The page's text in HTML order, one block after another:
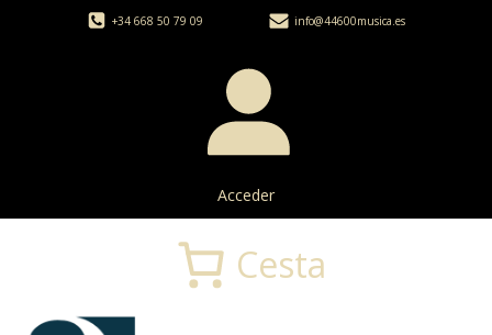
+34 668 50 79 09 info@44600musica.es
Acceder
Cesta